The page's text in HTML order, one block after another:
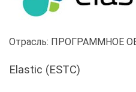
Отрасль: ПРОГРАММНОЕ
Elastic (ESTC)